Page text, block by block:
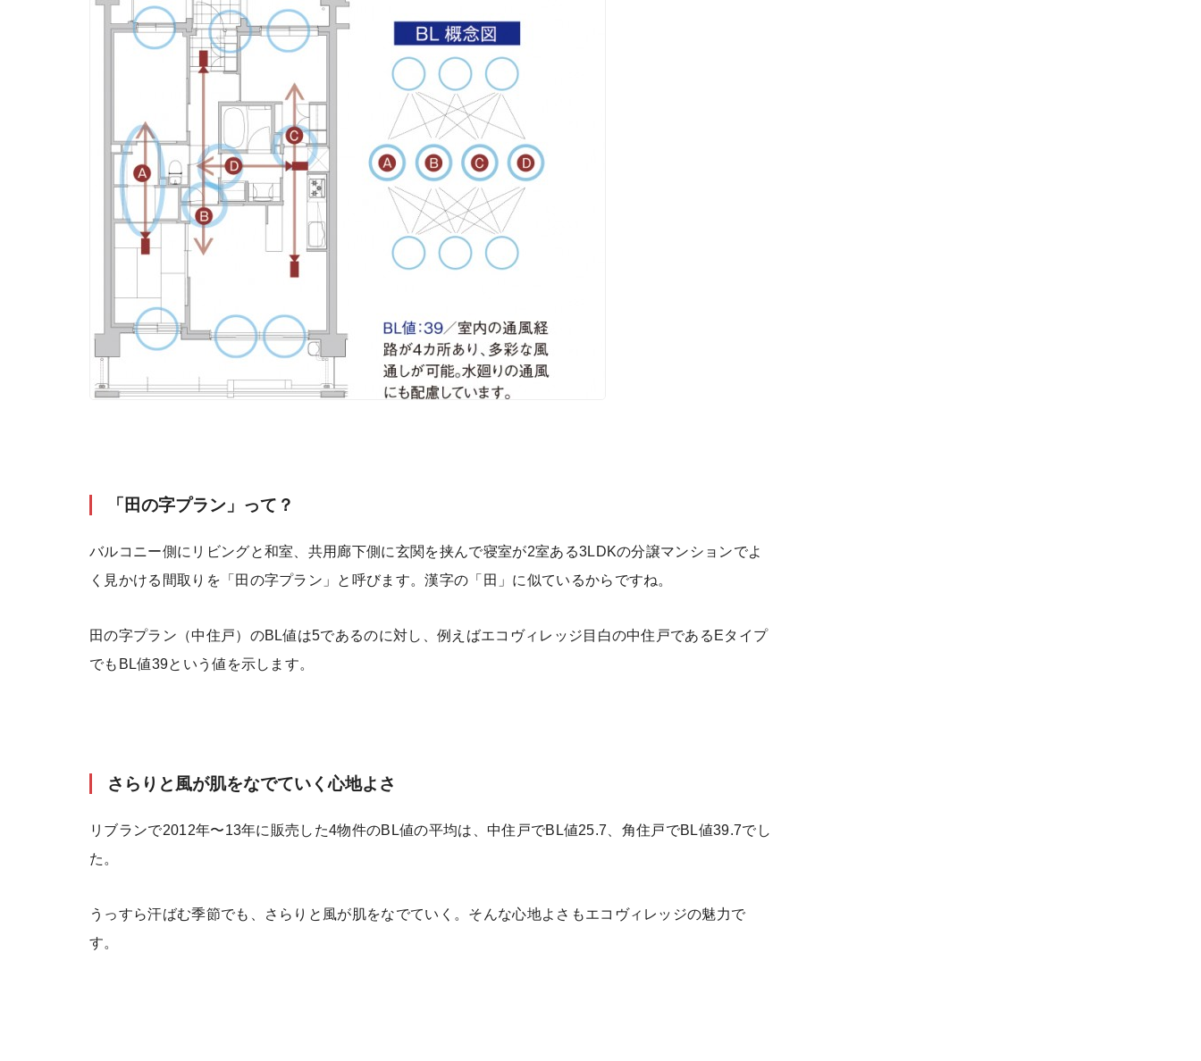
「田の字プラン」って？
バルコニー側にリビングと和室、共用廊下側に玄関を挟んで寝室が2室ある3LDKの分譲マンションでよ
く見かける間取りを「田の字プラン」と呼びます。漢字の「田」に似ているからですね。
田の字プラン（中住戸）のBL値は5であるのに対し、例えばエコヴィレッジ目白の中住戸であるEタイプ
でもBL値39という値を示します。
さらりと風が肌をなでていく心地よさ
リブランで2012年〜13年に販売した4物件のBL値の平均は、中住戸でBL値25.7、角住戸でBL値39.7でし
た。
うっすら汗ばむ季節でも、さらりと風が肌をなでていく。そんな心地よさもエコヴィレッジの魅力で
す。